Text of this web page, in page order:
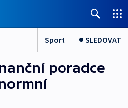
Sport SLEDOVAT
poradce